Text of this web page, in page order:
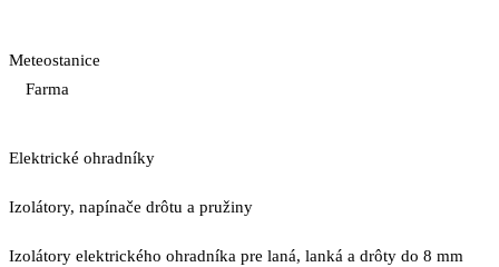
Meteostanice
Farma
Elektrické ohradníky
Izolátory, napínače drôtu a pružiny
Izolátory elektrického ohradníka pre laná, lanká a drôty do 8 mm